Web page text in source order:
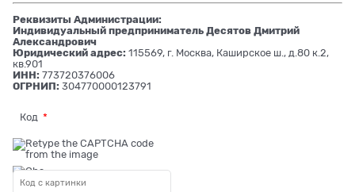
Реквизиты Администрации:
Индивидуальный предприниматель Десятов Дмитрий
Александрович
Юридический адрес: 115569, г. Москва, Каширское ш., д.80 к.2,
кв.901
ИНН: 773720376006
ОГРНИП: 304770000123791
Код